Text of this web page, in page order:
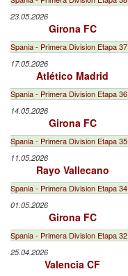
23.05.2026
Girona FC
Spania - Primera Division Etapa 37
17.05.2026
Atlético Madrid
Spania - Primera Division Etapa 36
14.05.2026
Girona FC
Spania - Primera Division Etapa 35
11.05.2026
Rayo Vallecano
Spania - Primera Division Etapa 34
01.05.2026
Girona FC
Spania - Primera Division Etapa 32
25.04.2026
Valencia CF